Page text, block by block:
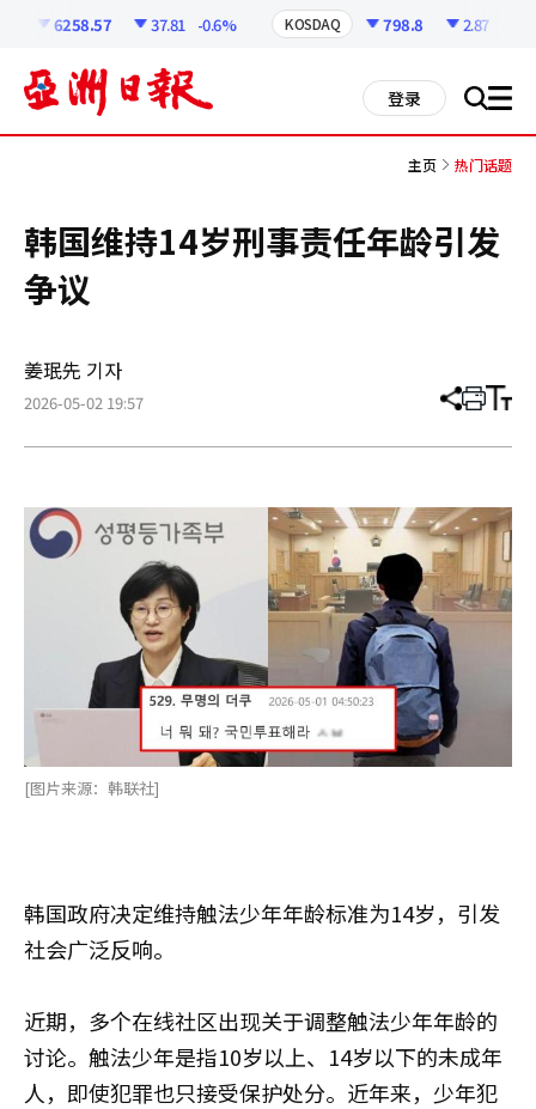
6258.57 37.81 -0.6% KOSDAQ 798.8 2.87
登录 搜 all
主页 热门话题
韩国维持14岁刑事责任年龄引发
争议
姜珉先 기자
2026-05-02 19:57 分
章
打 调
小
[图片来源：韩联社]
韩国政府决定维持触法少年年龄标准为14岁，引发
社会广泛反响。
近期，多个在线社区出现关于调整触法少年年龄的
讨论。触法少年是指10岁以上、14岁以下的未成年
人，即使犯罪也只接受保护处分。近年来，少年犯